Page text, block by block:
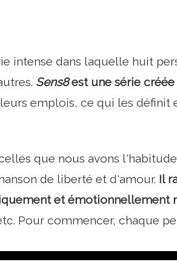
intense dans laquelle huit
Sens8est une série
emplois, ce qui les définit
que nous avons
de liberté et d'amour. Il
et émotionnellement
Pour commencer, chaque